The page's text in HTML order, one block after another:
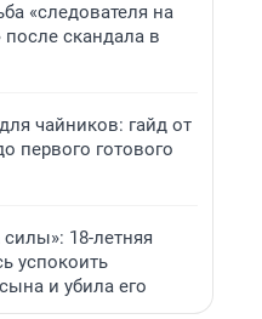
«следователя на
скандала в
чайников: гайд от
первого готового
18-летняя
успокоить
и убила его